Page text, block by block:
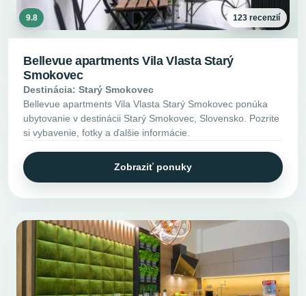
9.8 123 recenzií
Bellevue apartments Vila Vlasta Starý
Smokovec
Destinácia: Starý Smokovec
Bellevue apartments Vila Vlasta Starý Smokovec ponúka
ubytovanie v destinácii Starý Smokovec, Slovensko. Pozrite
si vybavenie, fotky a ďalšie informácie.
Zobraziť ponuky